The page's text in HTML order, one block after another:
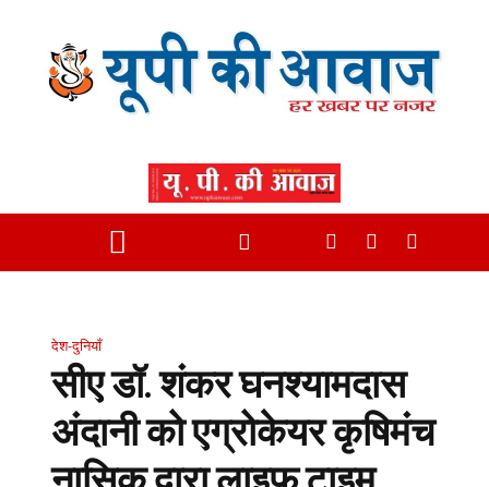
देश-दुनियाँ
सीए डॉ. शंकर घनश्यामदास
अंदानी को एग्रोकेयर कृषिमंच